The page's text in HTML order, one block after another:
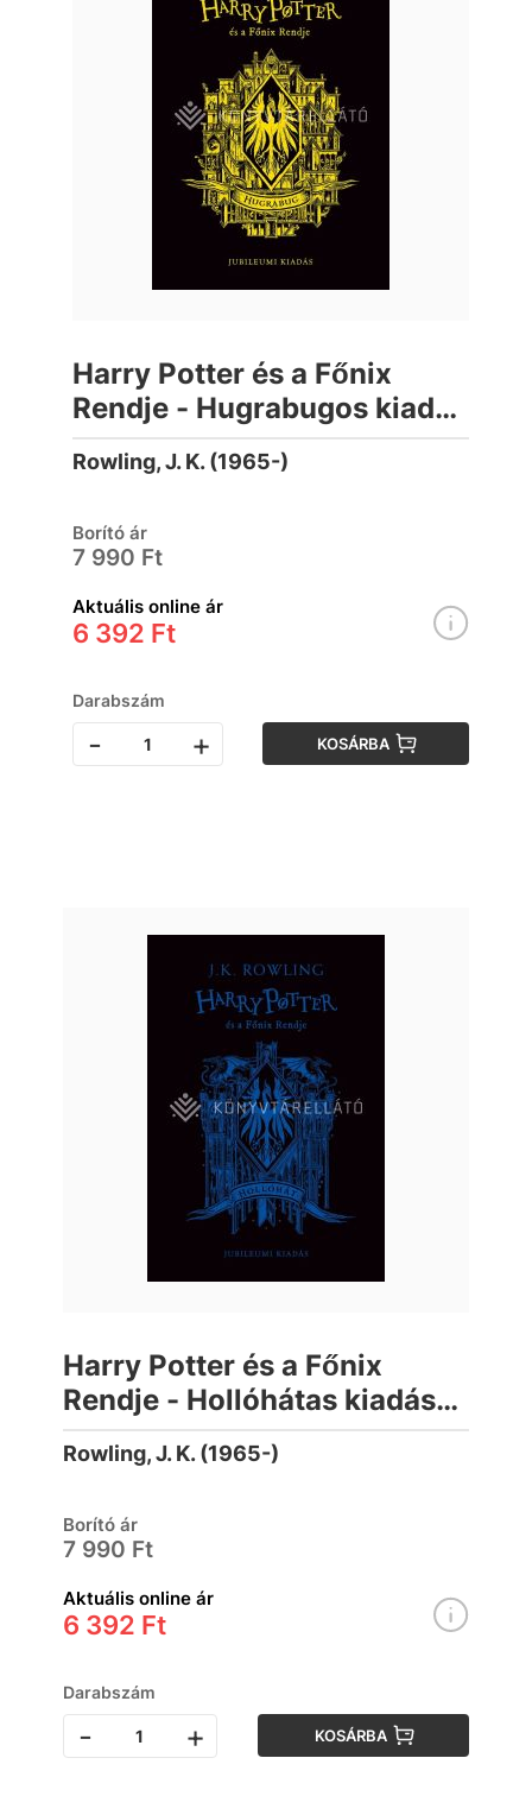
Harry Potter és a Főnix
Rendje - Hugrabugos kiadás
(élfestett)
Rowling, J. K. (1965-)
Borító ár
7 990 Ft
Aktuális online ár
6 392 Ft
Darabszám
- + KOSÁRBA
Harry Potter és a Főnix
Rendje - Hollóhátas kiadás
(élfestett)
Rowling, J. K. (1965-)
Borító ár
7 990 Ft
Aktuális online ár
6 392 Ft
Darabszám
- + KOSÁRBA